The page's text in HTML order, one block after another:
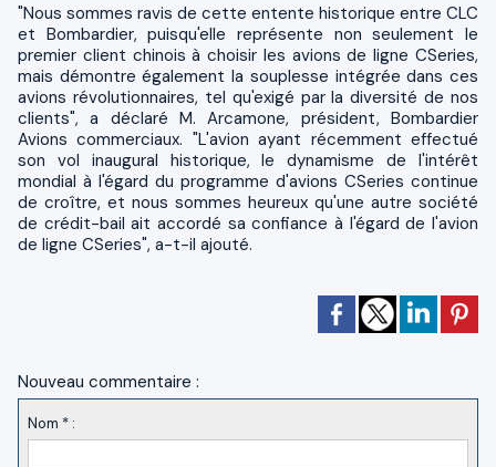
"Nous sommes ravis de cette entente historique entre CLC
et Bombardier, puisqu'elle représente non seulement le
premier client chinois à choisir les avions de ligne CSeries,
mais démontre également la souplesse intégrée dans ces
avions révolutionnaires, tel qu'exigé par la diversité de nos
clients", a déclaré M. Arcamone, président, Bombardier
Avions commerciaux. "L'avion ayant récemment effectué
son vol inaugural historique, le dynamisme de l'intérêt
mondial à l'égard du programme d'avions CSeries continue
de croître, et nous sommes heureux qu'une autre société
de crédit-bail ait accordé sa confiance à l'égard de l'avion
de ligne CSeries", a-t-il ajouté.
Nouveau commentaire :
Nom * :